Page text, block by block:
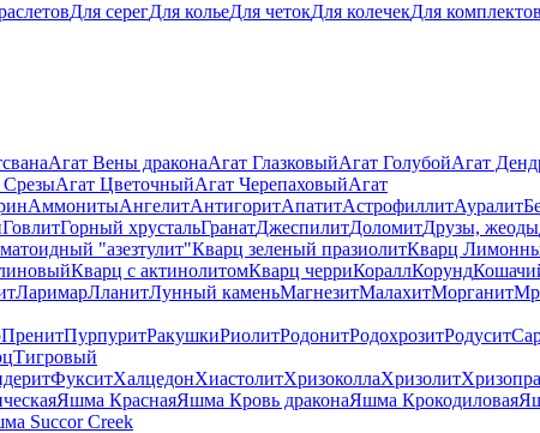
Для серегДля кольеДля четокДля колечекДля
Агат Вены драконаАгат ГлазковыйАгат ГолубойАгат
СрезыАгат ЦветочныйАгат ЧерепаховыйАгат
АммонитыАнгелитАнтигоритАпатитАстрофиллитАуралит
ГовлитГорный хрустальГранатДжеспилитДоломитДрузы, жеоды
"азезтулит"Кварц зеленый празиолитКварц
Кварц с актинолитомКварц черриКораллКорунд
ЛаримарЛланитЛунный каменьМагнезитМалахитМорганит
ПренитПурпуритРакушкиРиолитРодонитРодохрозитРодусит
Тигровый
ФукситХалцедонХиастолитХризоколлаХризолит
Яшма КраснаяЯшма Кровь драконаЯшма Крокодиловая
Succor Creek